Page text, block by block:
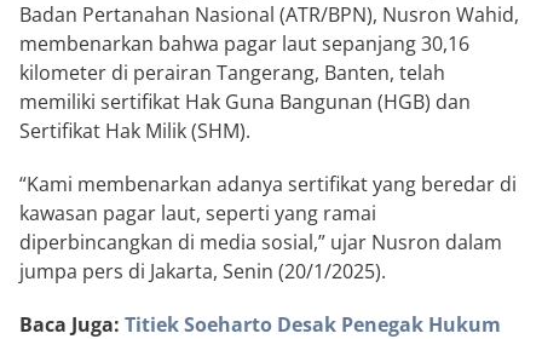
Badan Pertanahan Nasional (ATR/BPN), Nusron Wahid,
membenarkan bahwa pagar laut sepanjang 30,16
kilometer di perairan Tangerang, Banten, telah
memiliki sertifikat Hak Guna Bangunan (HGB) dan
Sertifikat Hak Milik (SHM).
“Kami membenarkan adanya sertifikat yang beredar di
kawasan pagar laut, seperti yang ramai
diperbincangkan di media sosial,” ujar Nusron dalam
jumpa pers di Jakarta, Senin (20/1/2025).
Baca Juga: Titiek Soeharto Desak Penegak Hukum